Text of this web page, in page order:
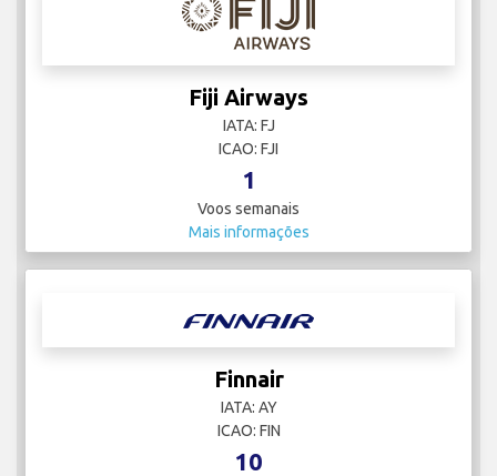
Fiji Airways
IATA: FJ
ICAO: FJI
1
Voos semanais
Mais informações
Finnair
IATA: AY
ICAO: FIN
10